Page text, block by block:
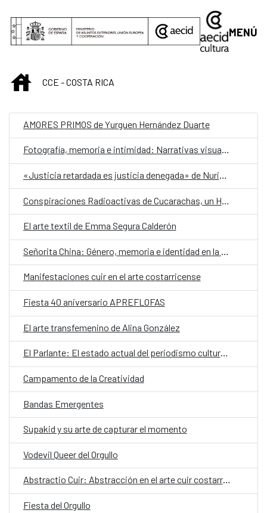
MENÚ
INICIO
CCE - COSTA RICA
AMORES PRIMOS de Yurguen Hernández Duarte
Fotografía, memoria e intimidad: Narrativas visuales desde los márgenes
«Justicia retardada es justicia denegada» de Nuria Calvo Fajardo
El arte textil de Emma Segura Calderón
Señorita China: Género, memoria e identidad en la diáspora china costarricense
Manifestaciones cuir en el arte costarricense
Fiesta 40 aniversario APREFLOFAS
El arte transfemenino de Alina González
El Parlante: El estado actual del periodismo cultural en Costa Rica
Campamento de la Creatividad
Bandas Emergentes
Supakid y su arte de capturar el momento
Vodevil Queer del Orgullo
Abstractio Cuir: Abstracción en el arte cuir costarricense
Fiesta del Orgullo